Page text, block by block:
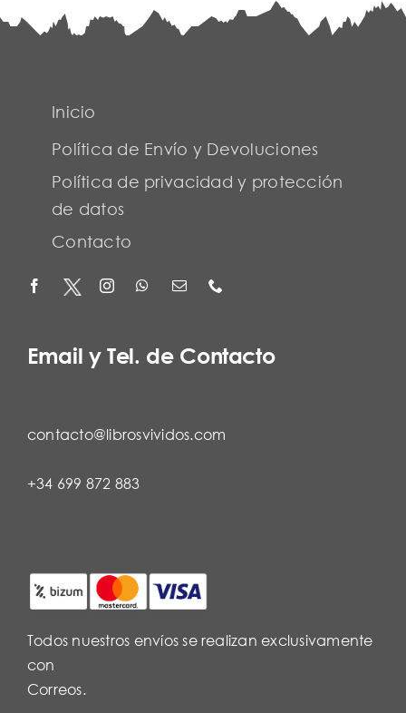
Inicio
Política de Envío y Devoluciones
Política de privacidad y protección
de datos
Contacto
Email y Tel. de Contacto
contacto@librosvividos.com
+34 699 872 883
Todos nuestros envíos se realizan exclusivamente
con
Correos.